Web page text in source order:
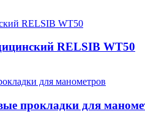
RELSIB WT50
прокладки для